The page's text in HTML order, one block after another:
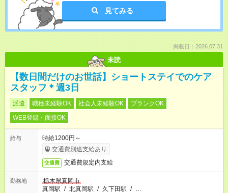
見てみる
掲載日：2026.07.31
未読
【数日間だけのお世話】ショートステイでのケア
スタッフ＊週3日
派遣 職種未経験OK 社会人未経験OK
ブランクOK
WEB登録・面接OK
給与
時給1200円～
交通費別途支給あり
交通費 交通費規定内支給
勤務地
栃木県真岡市
真岡駅 / 北真岡駅 / 久下田駅 / …